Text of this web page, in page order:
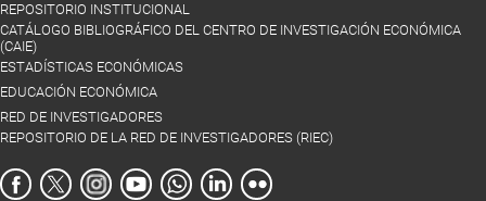
REPOSITORIO INSTITUCIONAL
CATÁLOGO BIBLIOGRÁFICO DEL CENTRO DE INVESTIGACIÓN ECONÓMICA
(CAIE)
ESTADÍSTICAS ECONÓMICAS
EDUCACIÓN ECONÓMICA
RED DE INVESTIGADORES
REPOSITORIO DE LA RED DE INVESTIGADORES (RIEC)